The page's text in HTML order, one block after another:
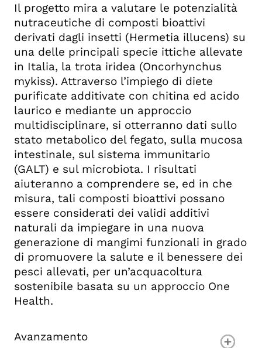
Il progetto mira a valutare le potenzialità
nutraceutiche di composti bioattivi
derivati dagli insetti (Hermetia illucens) su
una delle principali specie ittiche allevate
in Italia, la trota iridea (Oncorhynchus
mykiss). Attraverso l’impiego di diete
purificate additivate con chitina ed acido
laurico e mediante un approccio
multidisciplinare, si otterranno dati sullo
stato metabolico del fegato, sulla mucosa
intestinale, sul sistema immunitario
(GALT) e sul microbiota. I risultati
aiuteranno a comprendere se, ed in che
misura, tali composti bioattivi possano
essere considerati dei validi additivi
naturali da impiegare in una nuova
generazione di mangimi funzionali in grado
di promuovere la salute e il benessere dei
pesci allevati, per un’acquacoltura
sostenibile basata su un approccio One
Health.
Avanzamento